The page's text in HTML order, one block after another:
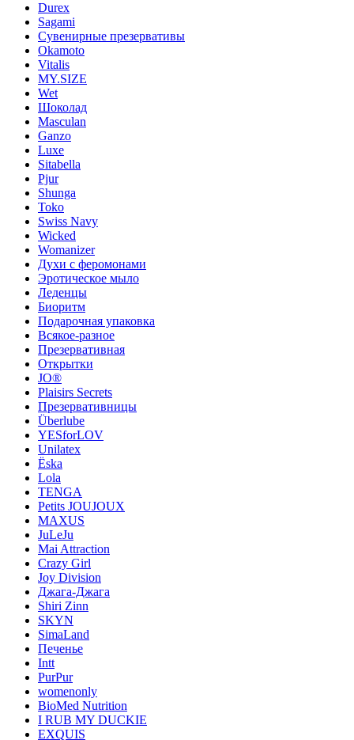
Durex
Sagami
Сувенирные презервативы
Okamoto
Vitalis
MY.SIZE
Wet
Шоколад
Masculan
Ganzo
Luxe
Sitabella
Pjur
Shunga
Toko
Swiss Navy
Wicked
Womanizer
Духи с феромонами
Эротическое мыло
Леденцы
Биоритм
Подарочная упаковка
Всякое-разное
Презервативная
Открытки
JO®
Plaisirs Secrets
Презервативницы
Überlube
YESforLOV
Unilatex
Ёska
Lola
TENGA
Petits JOUJOUX
MAXUS
JuLeJu
Mai Attraction
Crazy Girl
Joy Division
Джага-Джага
Shiri Zinn
SKYN
SimaLand
Печенье
Intt
PurPur
womenonly
BioMed Nutrition
I RUB MY DUCKIE
EXQUIS